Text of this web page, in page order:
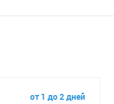
от 1 до 2 дней